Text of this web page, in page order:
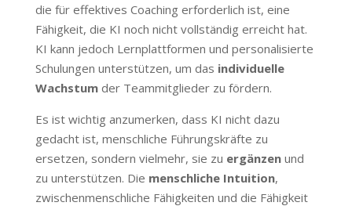
die für effektives Coaching erforderlich ist, eine
Fähigkeit, die KI noch nicht vollständig erreicht hat.
KI kann jedoch Lernplattformen und personalisierte
Schulungen unterstützen, um das individuelle
Wachstumder Teammitglieder zu fördern.
Es ist wichtig anzumerken, dass KI nicht dazu
gedacht ist, menschliche Führungskräfte zu
ersetzen, sondern vielmehr, sie zu ergänzenund
zu unterstützen. Die menschliche Intuition,
zwischenmenschliche Fähigkeiten und die Fähigkeit